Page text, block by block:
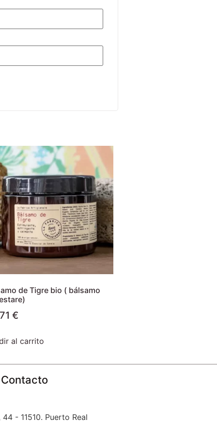
de Tigre bio ( bálsamo
€
al carrito
Contacto
- 11510. Puerto Real